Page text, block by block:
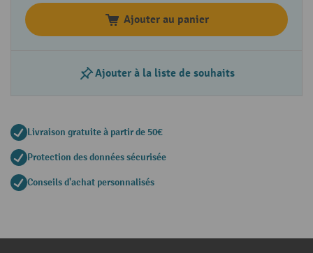
Ajouter au panier
Ajouter à la liste de souhaits
Livraison gratuite à partir de 50€
Protection des données sécurisée
Conseils d'achat personnalisés